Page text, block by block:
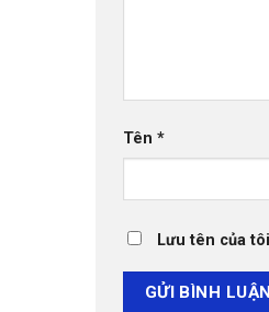
Tên *
Lưu tên của